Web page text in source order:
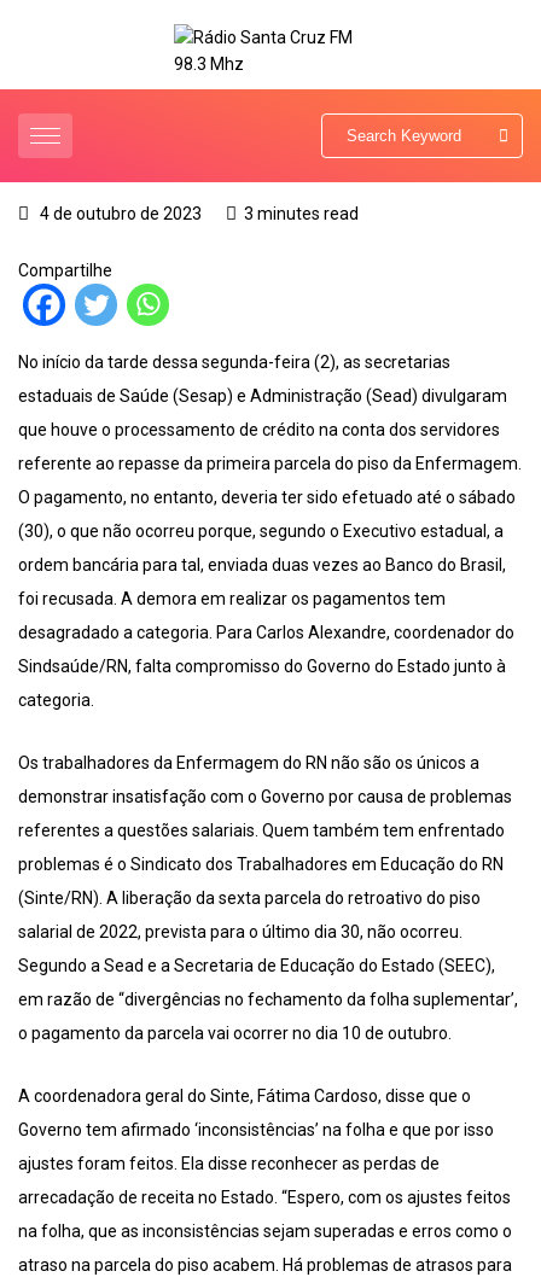
4 de outubro de 2023 3 minutes read
Compartilhe
No início da tarde dessa segunda-feira (2), as secretarias
estaduais de Saúde (Sesap) e Administração (Sead) divulgaram
que houve o processamento de crédito na conta dos servidores
referente ao repasse da primeira parcela do piso da Enfermagem.
O pagamento, no entanto, deveria ter sido efetuado até o sábado
(30), o que não ocorreu porque, segundo o Executivo estadual, a
ordem bancária para tal, enviada duas vezes ao Banco do Brasil,
foi recusada. A demora em realizar os pagamentos tem
desagradado a categoria. Para Carlos Alexandre, coordenador do
Sindsaúde/RN, falta compromisso do Governo do Estado junto à
categoria.
Os trabalhadores da Enfermagem do RN não são os únicos a
demonstrar insatisfação com o Governo por causa de problemas
referentes a questões salariais. Quem também tem enfrentado
problemas é o Sindicato dos Trabalhadores em Educação do RN
(Sinte/RN). A liberação da sexta parcela do retroativo do piso
salarial de 2022, prevista para o último dia 30, não ocorreu.
Segundo a Sead e a Secretaria de Educação do Estado (SEEC),
em razão de “divergências no fechamento da folha suplementar’,
o pagamento da parcela vai ocorrer no dia 10 de outubro.
A coordenadora geral do Sinte, Fátima Cardoso, disse que o
Governo tem afirmado ‘inconsistências’ na folha e que por isso
ajustes foram feitos. Ela disse reconhecer as perdas de
arrecadação de receita no Estado. “Espero, com os ajustes feitos
na folha, que as inconsistências sejam superadas e erros como o
atraso na parcela do piso acabem. Há problemas de atrasos para